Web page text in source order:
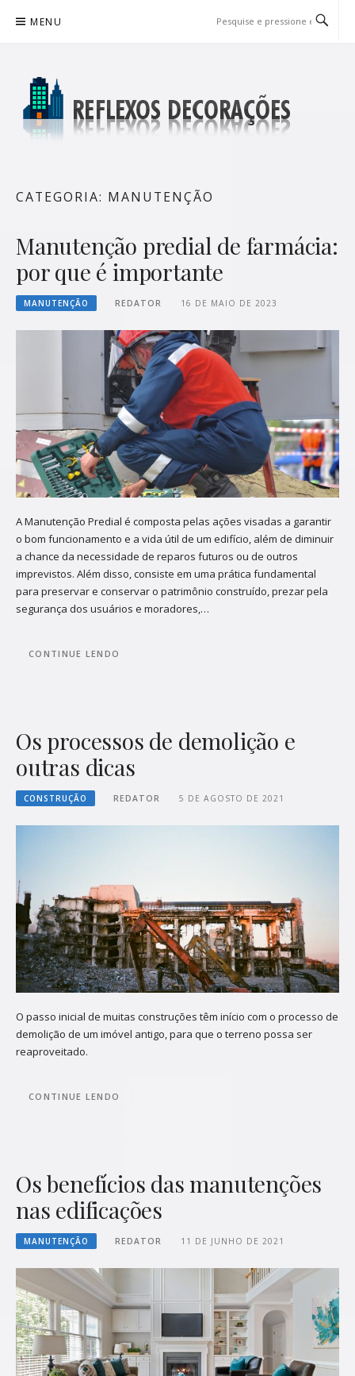
para
MENU
CATEGORIA: MANUTENÇÃO
Manutenção predial de farmácia:
por que é importante
MANUTENÇÃO REDATOR 16 DE MAIO DE 2023
A Manutenção Predial é composta pelas ações visadas a garantir
o bom funcionamento e a vida útil de um edifício, além de diminuir
a chance da necessidade de reparos futuros ou de outros
imprevistos. Além disso, consiste em uma prática fundamental
para preservar e conservar o patrimônio construído, prezar pela
segurança dos usuários e moradores,…
CONTINUE LENDO
Os processos de demolição e
outras dicas
CONSTRUÇÃO REDATOR 5 DE AGOSTO DE 2021
O passo inicial de muitas construções têm início com o processo de
demolição de um imóvel antigo, para que o terreno possa ser
reaproveitado.
CONTINUE LENDO
Os benefícios das manutenções
nas edificações
MANUTENÇÃO REDATOR 11 DE JUNHO DE 2021